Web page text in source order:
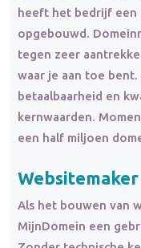
heeft het bedrijf een
opgebouwd.
tegen zeer
waar je aan toe
betaalbaarheid en
kernwaarden.
een half miljoen
Als het bouwen van
MijnDomein een